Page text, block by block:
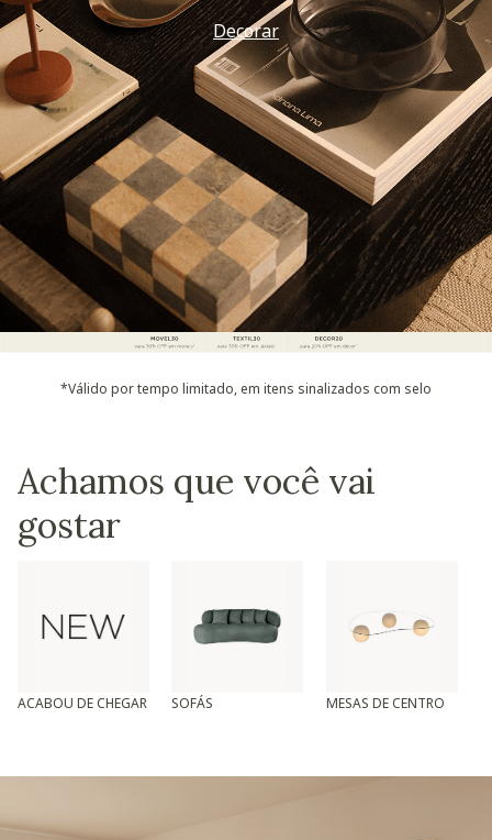
Decorar
*Válido por tempo limitado, em itens sinalizados com selo
Achamos que você vai
gostar
ACABOU DE CHEGAR SOFÁS MESAS DE CENTRO